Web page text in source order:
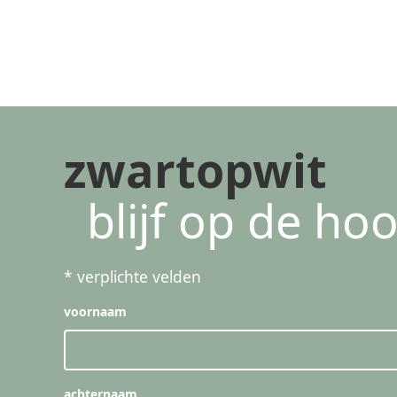
zwartopwit
blijf op de
* verplichte velden
voornaam